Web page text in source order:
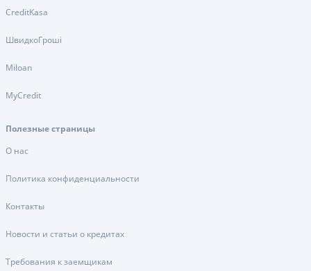
CreditKasa
ШвидкоГроші
Miloan
MyCredit
Полезные страницы
О нас
Политика конфиденциальности
Контакты
Новости и статьи о кредитах
Требования к заемщикам